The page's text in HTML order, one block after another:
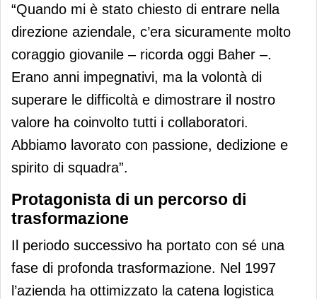
“Quando mi è stato chiesto di entrare nella
direzione aziendale, c’era sicuramente molto
coraggio giovanile – ricorda oggi Baher –.
Erano anni impegnativi, ma la volontà di
superare le difficoltà e dimostrare il nostro
valore ha coinvolto tutti i collaboratori.
Abbiamo lavorato con passione, dedizione e
spirito di squadra”.
Protagonista di un percorso di
trasformazione
Il periodo successivo ha portato con sé una
fase di profonda trasformazione. Nel 1997
l’azienda ha ottimizzato la catena logistica